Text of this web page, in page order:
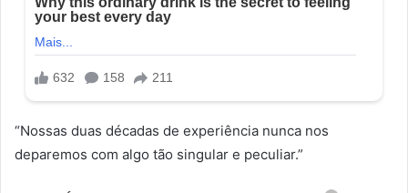
“Nossas duas décadas de experiência nunca nos
deparemos com algo tão singular e peculiar.”